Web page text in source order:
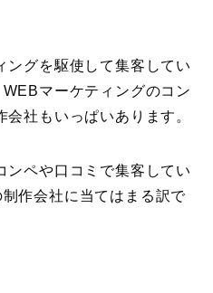
ングを駆使して集客してい
マーケティングのコン
社もいっぱいあります。
ンペや口コミで集客してい
作会社に当てはまる訳で